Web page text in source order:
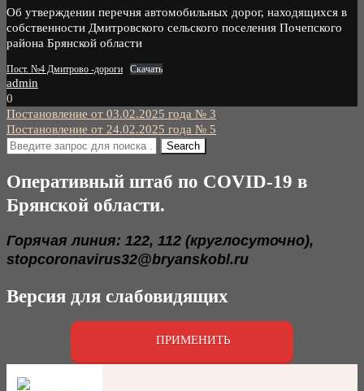
Об утверждении перечня автомобильных дорог, находящихся в
собственности Дмитровского сельского поселения Почепского
района Брянской области
Пост. №4 Дмитрово -дороги Скачать
admin
0
Навигация
по
Постановление от 03.02.2025 года № 3
Постановление от 24.02.2025 года № 5
Оперативный штаб по COVID-19 в
Брянской области.
Горячая линия: 122, 112 (круглосуточно),
stopcoronavirus32@bryanskobl.ru
Версия для слабовидящих
ПРИМЕНИТЬ